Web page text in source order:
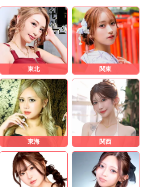
東北 関東
東海 関西